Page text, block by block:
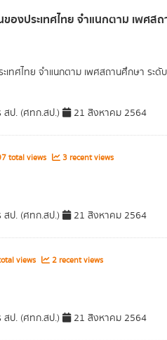
องประเทศไทย จำแนกตาม เพศ
เทศไทย จำแนกตาม เพศสถานศึกษา ระ
สป. (ศทก.สป.) 21 สิงหาคม 2564
total views 3 recent views
สป. (ศทก.สป.)
21 สิงหาคม 2564
views 2 recent views
สป. (ศทก.สป.)
21 สิงหาคม 2564